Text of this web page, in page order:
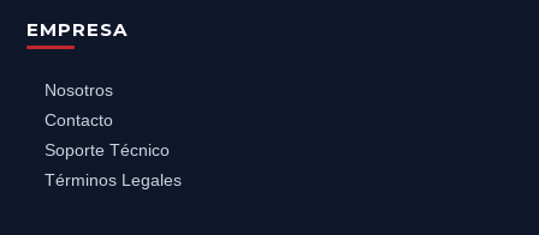
EMPRESA
Nosotros
Contacto
Soporte Técnico
Términos Legales